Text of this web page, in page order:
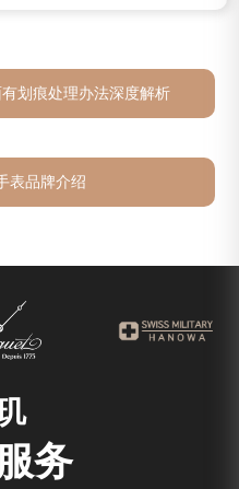
划痕处理办法深度解析
表品牌介绍
务